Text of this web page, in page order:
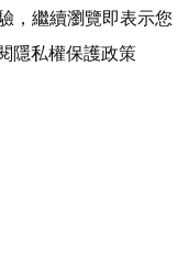
，繼續瀏覽即表示您
隱私權保護政策